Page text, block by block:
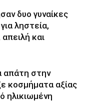
δυο γυναίκες
ληστεία,
και
απάτη στην
κοσμήματα αξίας
ηλικιωμένη